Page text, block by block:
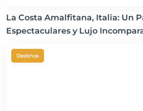
La Costa Amalfitana, Italia: Un
Espectaculares y Lujo
Destinos